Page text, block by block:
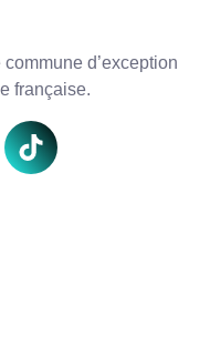
d’exception
française.